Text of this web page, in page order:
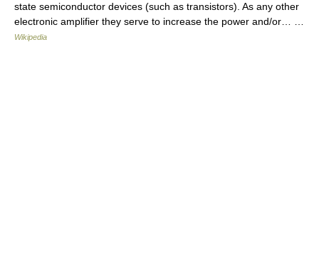
state semiconductor devices (such as transistors). As any other
electronic amplifier they serve to increase the power and/or… …
Wikipedia